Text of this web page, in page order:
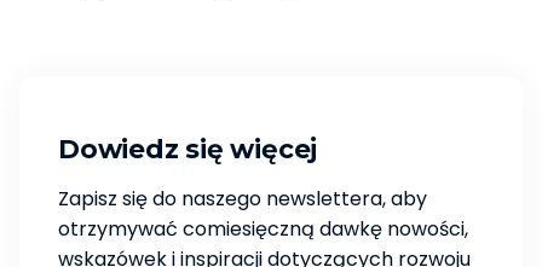
Dowiedz się więcej
Zapisz się do naszego newslettera, aby
otrzymywać comiesięczną dawkę nowości,
wskazówek i inspiracji dotyczących rozwoju